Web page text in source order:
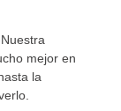
mejor en
la